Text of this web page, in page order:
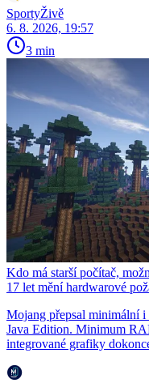
SportyŽivě
6. 8. 2026, 19:57
3 min
Kdo má starší počítač,
17 let mění hardwarové
Mojang přepsal minimální
Java Edition. Minimum
integrované grafiky